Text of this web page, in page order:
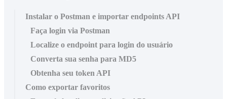
Instalar o Postman e importar endpoints API
Faça login via Postman
Localize o endpoint para login do usuário
Converta sua senha para MD5
Obtenha seu token API
Como exportar favoritos